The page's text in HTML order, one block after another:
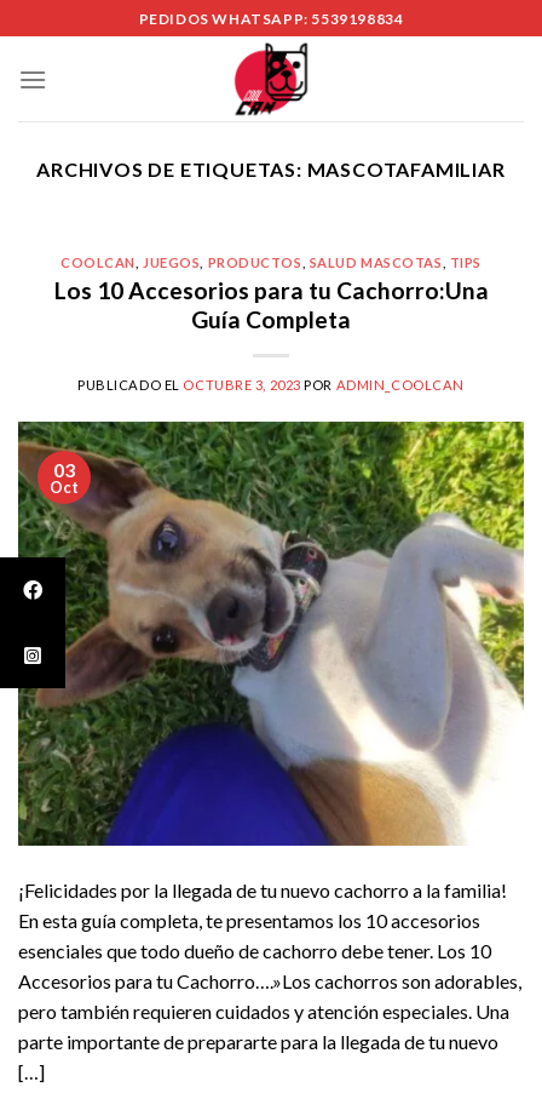
to
content
PEDIDOS WHATSAPP: 5539198834
ARCHIVOS DE ETIQUETAS: MASCOTAFAMILIAR
COOLCAN JUEGOS PRODUCTOS SALUD MASCOTAS TIPS
Los 10 Accesorios para tu Cachorro:Una
Guía Completa
PUBLICADO EL OCTUBRE 3, 2023 POR ADMIN_COOLCAN
03
Oct
¡Felicidades por la llegada de tu nuevo cachorro a la familia!
En esta guía completa, te presentamos los 10 accesorios
esenciales que todo dueño de cachorro debe tener. Los 10
Accesorios para tu Cachorro….»Los cachorros son adorables,
pero también requieren cuidados y atención especiales. Una
parte importante de prepararte para la llegada de tu nuevo
[…]